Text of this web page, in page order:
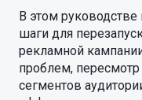
В этом
шаги для
рекламной
проблем,
сегментов